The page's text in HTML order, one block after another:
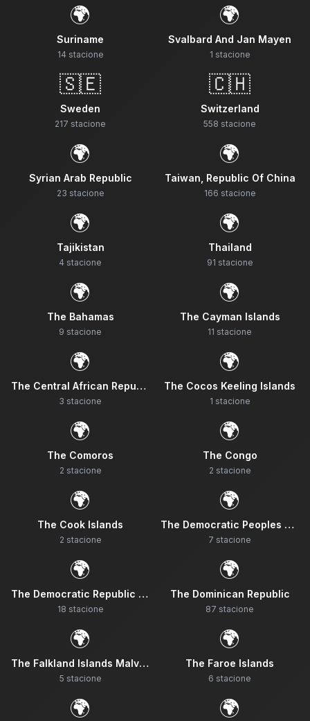
🌍
Suriname
14 stacione
🌍
Svalbard And Jan Mayen
1 stacione
🇸🇪
Sweden
217 stacione
🇨🇭
Switzerland
558 stacione
🌍
Syrian Arab Republic
23 stacione
🌍
Taiwan, Republic Of China
166 stacione
🌍
Tajikistan
4 stacione
🌍
Thailand
91 stacione
🌍
The Bahamas
9 stacione
🌍
The Cayman Islands
11 stacione
🌍
The Central African Republic
3 stacione
🌍
The Cocos Keeling Islands
1 stacione
🌍
The Comoros
2 stacione
🌍
The Congo
2 stacione
🌍
The Cook Islands
2 stacione
🌍
The Democratic Peoples Republic Of Korea
7 stacione
🌍
The Democratic Republic Of The Congo
18 stacione
🌍
The Dominican Republic
87 stacione
🌍
The Falkland Islands Malvinas
5 stacione
🌍
The Faroe Islands
6 stacione
🌍 🌍